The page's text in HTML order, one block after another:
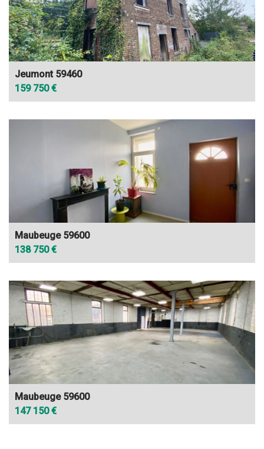
Jeumont 59460
159 750 €
Maubeuge 59600
138 750 €
Maubeuge 59600
147 150 €